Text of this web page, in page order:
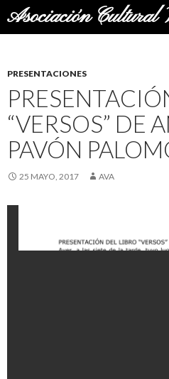
Buscar
PRESENTACIONES
“VERSOS” DE
PAVÓN
25 MAYO, 2017 AVA